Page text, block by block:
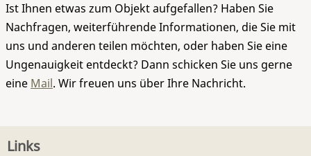
Ist Ihnen etwas zum Objekt aufgefallen? Haben Sie
Nachfragen, weiterführende Informationen, die Sie mit
uns und anderen teilen möchten, oder haben Sie eine
Ungenauigkeit entdeckt? Dann schicken Sie uns gerne
eine Mail. Wir freuen uns über Ihre Nachricht.
Links